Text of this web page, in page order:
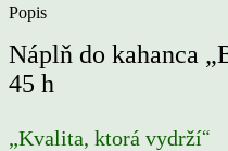
Popis
Náplň do kahanca
45 h
„Kvalita, ktorá vydrží“